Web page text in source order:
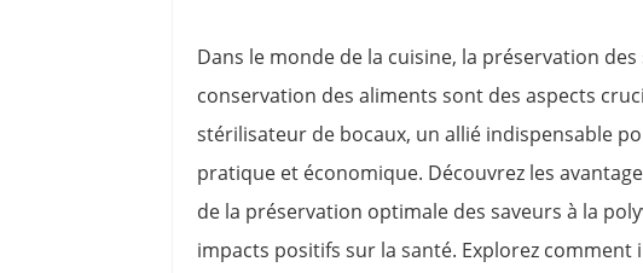
Dans le monde de la cuisine, la préservation
conservation des aliments sont des aspects
stérilisateur de bocaux, un allié indispensable
pratique et économique. Découvrez les
de la préservation optimale des saveurs à la
impacts positifs sur la santé. Explorez